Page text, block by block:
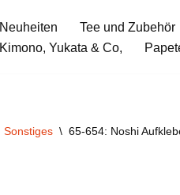
Neuheiten Tee und Zubehör
Kimono, Yukata & Co,
Sonstiges \ 65-654: Noshi